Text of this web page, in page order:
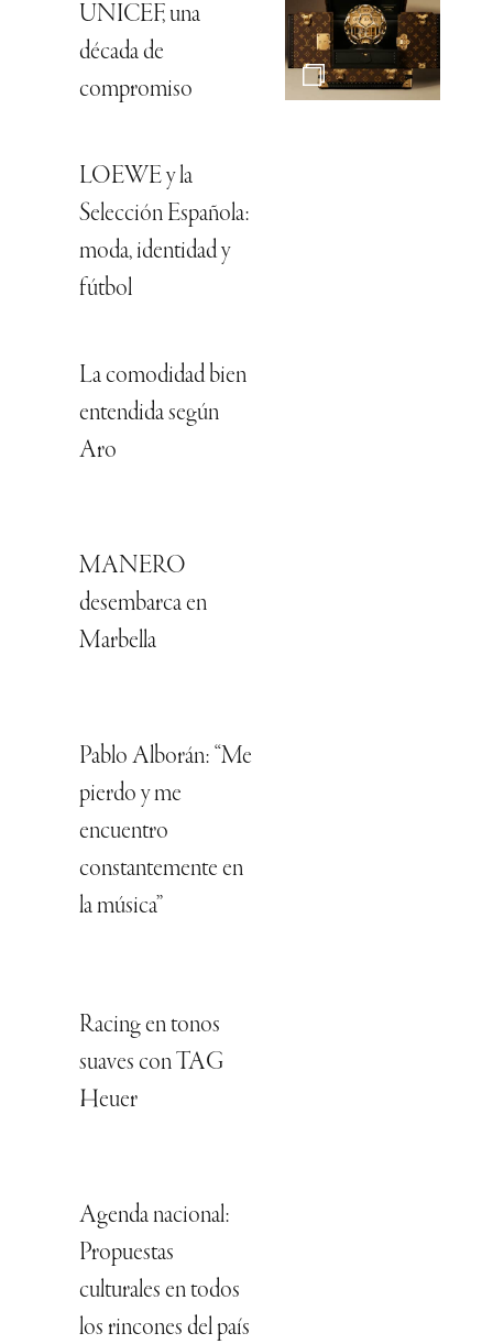
UNICEF, una
década de
compromiso
LOEWE y la
Selección Española:
moda, identidad y
fútbol
La comodidad bien
entendida según
Aro
MANERO
desembarca en
Marbella
Pablo Alborán: “Me
pierdo y me
encuentro
constantemente en
la música”
Racing en tonos
suaves con TAG
Heuer
Agenda nacional:
Propuestas
culturales en todos
los rincones del país